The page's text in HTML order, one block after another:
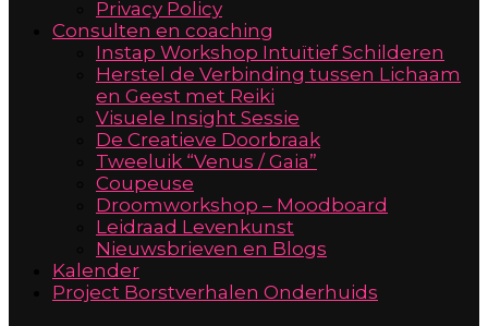
Privacy Policy
Consulten en coaching
Instap Workshop Intuïtief Schilderen
Herstel de Verbinding tussen Lichaam
en Geest met Reiki
Visuele Insight Sessie
De Creatieve Doorbraak
Tweeluik “Venus / Gaia”
Coupeuse
Droomworkshop – Moodboard
Leidraad Levenkunst
Nieuwsbrieven en Blogs
Kalender
Project Borstverhalen Onderhuids